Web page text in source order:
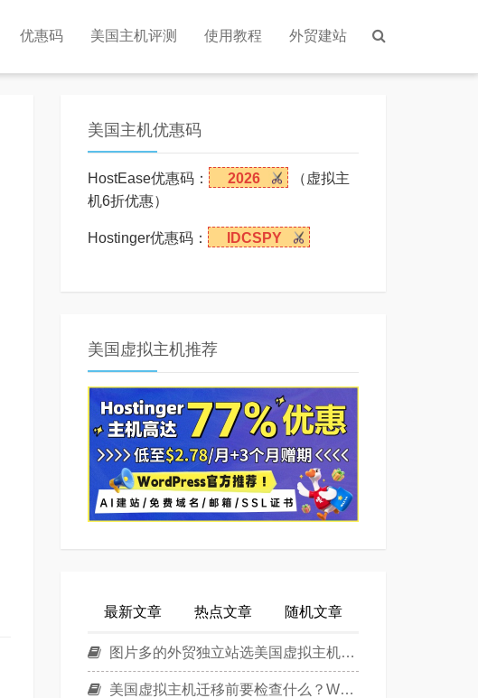
优惠码 美国主机评测 使用教程 外贸建站
美国主机优惠码
HostEase优惠码： 2026
（虚拟主
机6折优惠）
Hostinger优惠码： IDCSPY
美国虚拟主机推荐
最新文章 热点文章 随机文章
图片多的外贸独立站选美国虚拟主机还是美国云主机？
美国虚拟主机迁移前要检查什么？WordPress换主机清单